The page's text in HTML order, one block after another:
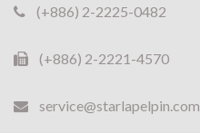
(+886) 2-2225-0482
(+886) 2-2221-4570
service@starlapelpin.com